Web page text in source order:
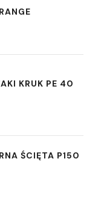
KRUK PE 40
ŚCIĘTA P150